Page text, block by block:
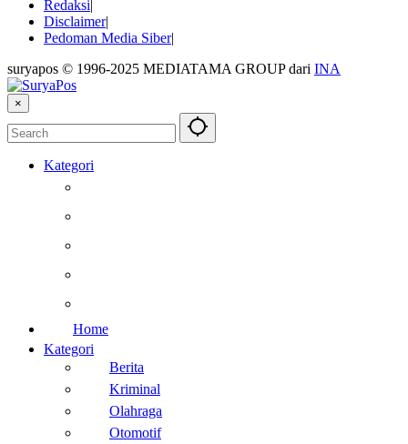
Redaksi
Disclaimer
Pedoman Media Siber
suryapos © 1996-2025 MEDIATAMA GROUP dari INA
×
Kategori
Home
Kategori
Berita
Kriminal
Olahraga
Otomotif